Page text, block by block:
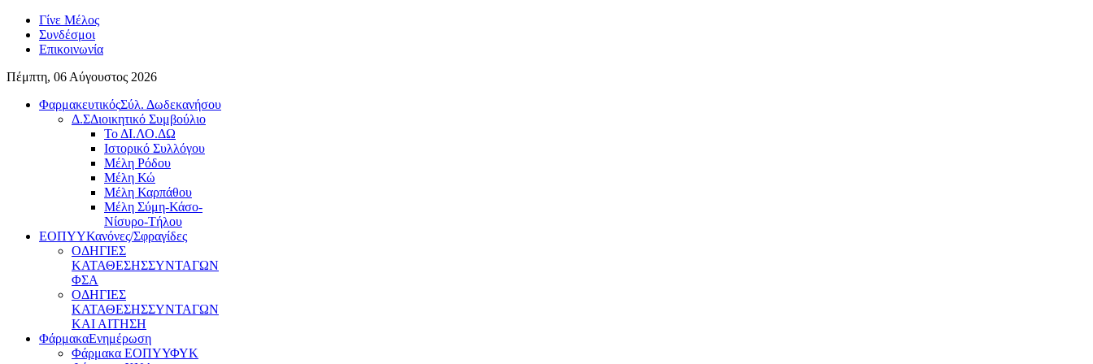
Γίνε Μέλος
Συνδέσμοι
Επικοινωνία
Πέμπτη, 06 Αύγουστος 2026
ΦαρμακευτικόςΣύλ. Δωδεκανήσου
Δ.ΣΔιοικητικό Συμβούλιο
Το ΔΙ.ΛΟ.ΔΩ
Ιστορικό Συλλόγου
Μέλη Ρόδου
Μέλη Κώ
Μέλη Καρπάθου
Μέλη Σύμη-Κάσο-
Νίσυρο-Τήλου
ΕΟΠΥΥΚανόνες/Σφραγίδες
ΟΔΗΓΙΕΣ
ΚΑΤΑΘΕΣΗΣΣΥΝΤΑΓΩΝ
ΦΣΑ
ΟΔΗΓΙΕΣ
ΚΑΤΑΘΕΣΗΣΣΥΝΤΑΓΩΝ
ΚΑΙ ΑΙΤΗΣH
ΦάρμακαΕνημέρωση
Φάρμακα ΕΟΠΥΥΦΥΚ